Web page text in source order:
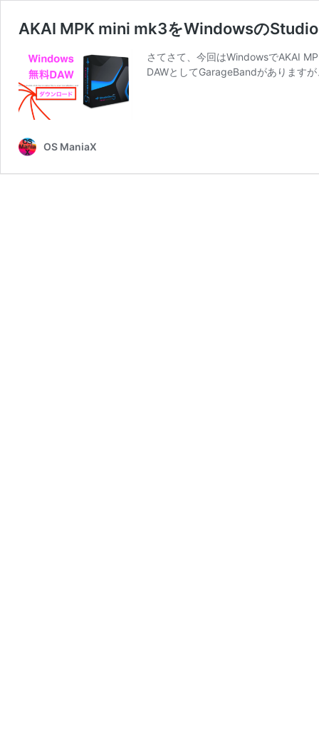
AKAI MPK mini mk3をWindowsの
さてさて、今回はWindowsでAKAI
DAWとしてGarageBandがあります
OS ManiaX